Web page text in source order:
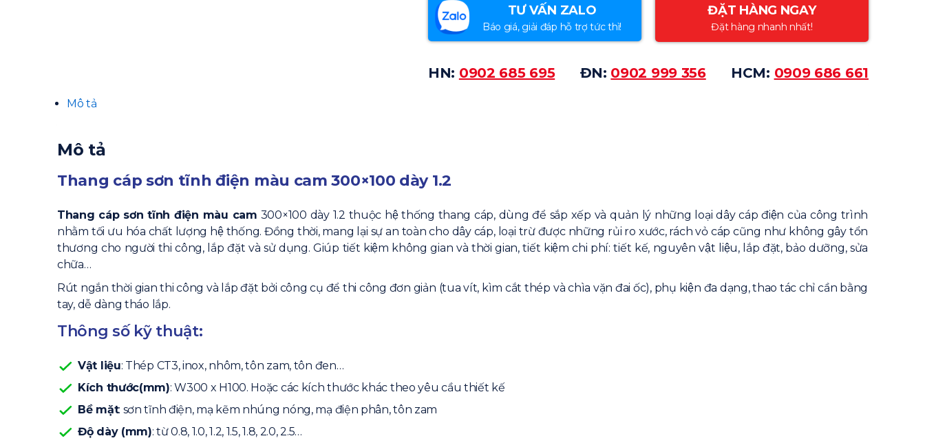
TƯ VẤN ZALO
Báo giá, giải đáp hỗ trợ tức thì!
ĐẶT HÀNG NGAY
Đặt hàng nhanh nhất!
HN: 0902 685 695 ĐN: 0902 999 356 HCM: 0909 686 661
Mô tả
Mô tả
Thang cáp sơn tĩnh điện màu cam 300×100 dày 1.2
Thang cáp sơn tĩnh điện màu cam 300×100 dày 1.2 thuộc hệ thống thang cáp, dùng để sắp xếp và quản lý những loại dây cáp điện của công trình
nhằm tối ưu hóa chất lượng hệ thống. Đồng thời, mang lại sự an toàn cho dây cáp, loại trừ được những rủi ro xước, rách vỏ cáp cũng như không gây tổn
thương cho người thi công, lắp đặt và sử dụng. Giúp tiết kiệm không gian và thời gian, tiết kiệm chi phí: tiết kế, nguyên vật liệu, lắp đặt, bảo dưỡng, sửa
chữa…
Rút ngắn thời gian thi công và lắp đặt bởi công cụ để thi công đơn giản (tua vít, kìm cắt thép và chìa vặn đai ốc), phụ kiện đa dạng, thao tác chỉ cần bằng
tay, dễ dàng tháo lắp.
Thông số kỹ thuật:
Vật liệu: Thép CT3, inox, nhôm, tôn zam, tôn đen…
Kích thước(mm): W300 x H100. Hoặc các kích thước khác theo yêu cầu thiết kế
Bề mặt: sơn tĩnh điện, mạ kẽm nhúng nóng, mạ điện phân, tôn zam
Độ dày (mm): từ 0.8, 1.0, 1.2, 1.5, 1.8, 2.0, 2.5…